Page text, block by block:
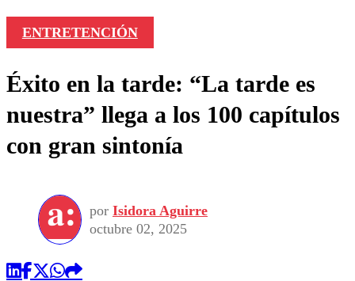
ENTRETENCIÓN
Éxito en la tarde: “La tarde es
nuestra” llega a los 100 capítulos
con gran sintonía
por Isidora Aguirre
octubre 02, 2025